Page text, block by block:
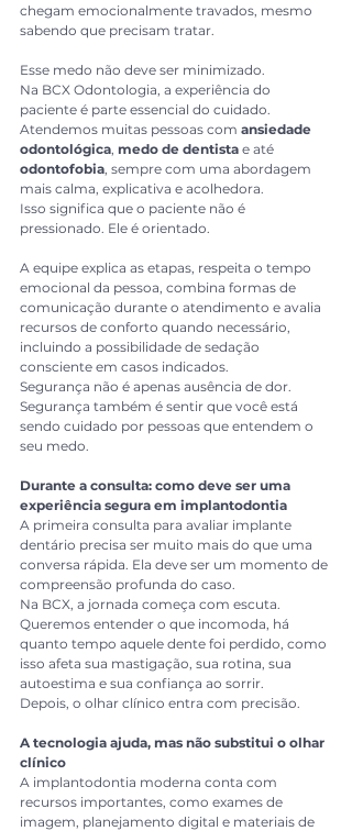
chegam emocionalmente travados, mesmo
sabendo que precisam tratar.
Esse medo não deve ser minimizado.
Na BCX Odontologia, a experiência do
paciente é parte essencial do cuidado.
Atendemos muitas pessoas com ansiedade
odontológica, medo de dentista e até
odontofobia, sempre com uma abordagem
mais calma, explicativa e acolhedora.
Isso significa que o paciente não é
pressionado. Ele é orientado.
A equipe explica as etapas, respeita o tempo
emocional da pessoa, combina formas de
comunicação durante o atendimento e avalia
recursos de conforto quando necessário,
incluindo a possibilidade de sedação
consciente em casos indicados.
Segurança não é apenas ausência de dor.
Segurança também é sentir que você está
sendo cuidado por pessoas que entendem o
seu medo.
Durante a consulta: como deve ser uma
experiência segura em implantodontia
A primeira consulta para avaliar implante
dentário precisa ser muito mais do que uma
conversa rápida. Ela deve ser um momento de
compreensão profunda do caso.
Na BCX, a jornada começa com escuta.
Queremos entender o que incomoda, há
quanto tempo aquele dente foi perdido, como
isso afeta sua mastigação, sua rotina, sua
autoestima e sua confiança ao sorrir.
Depois, o olhar clínico entra com precisão.
A tecnologia ajuda, mas não substitui o olhar
clínico
A implantodontia moderna conta com
recursos importantes, como exames de
imagem, planejamento digital e materiais de